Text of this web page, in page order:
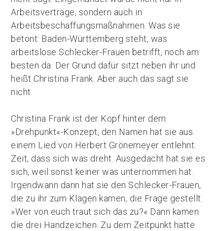
Arbeitsverträge, sondern auch in
Arbeitsbeschaffungsmaßnahmen. Was sie
betont: Baden-Württemberg steht, was
arbeitslose Schlecker-Frauen betrifft, noch am
besten da. Der Grund dafür sitzt neben ihr und
heißt Christina Frank. Aber auch das sagt sie
nicht.
Christina Frank ist der Kopf hinter dem
»Drehpunkt«-Konzept, den Namen hat sie aus
einem Lied von Herbert Grönemeyer entlehnt:
Zeit, dass sich was dreht. Ausgedacht hat sie es
sich, weil sonst keiner was unternommen hat.
Irgendwann dann hat sie den Schlecker-Frauen,
die zu ihr zum Klagen kamen, die Frage gestellt:
»Wer von euch traut sich das zu?« Dann kamen
die drei Handzeichen. Zu dem Zeitpunkt hatte